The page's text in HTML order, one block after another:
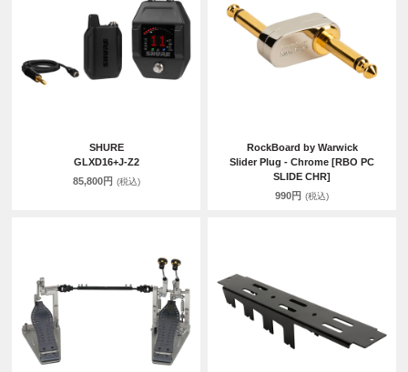
SHURE
GLXD16+J-Z2
85,800円 (税込)
RockBoard by Warwick
Slider Plug - Chrome [RBO PC
SLIDE CHR]
990円 (税込)